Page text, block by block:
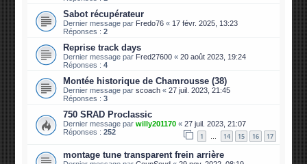
Sabot récupérateur
Dernier message par Fredo76 « 17 févr. 2025, 13:23
Réponses :2
Reprise track days
Dernier message par Fred27600 «20 août 2023, 19:24
Réponses :4
Montée historique de Chamrousse (38)
Dernier message parscoach «27 juil. 2023, 21:45
Réponses :3
750 SRAD Proclassic
Dernier message parwilly201170 «27 juil. 2023, 21:07
Réponses :252 1 … 14 15 16 17
montage tune transparent frein arrière